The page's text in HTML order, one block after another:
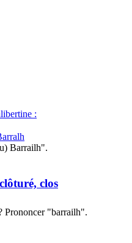
:
Barrailh".
clos
Prononcer "barrailh".